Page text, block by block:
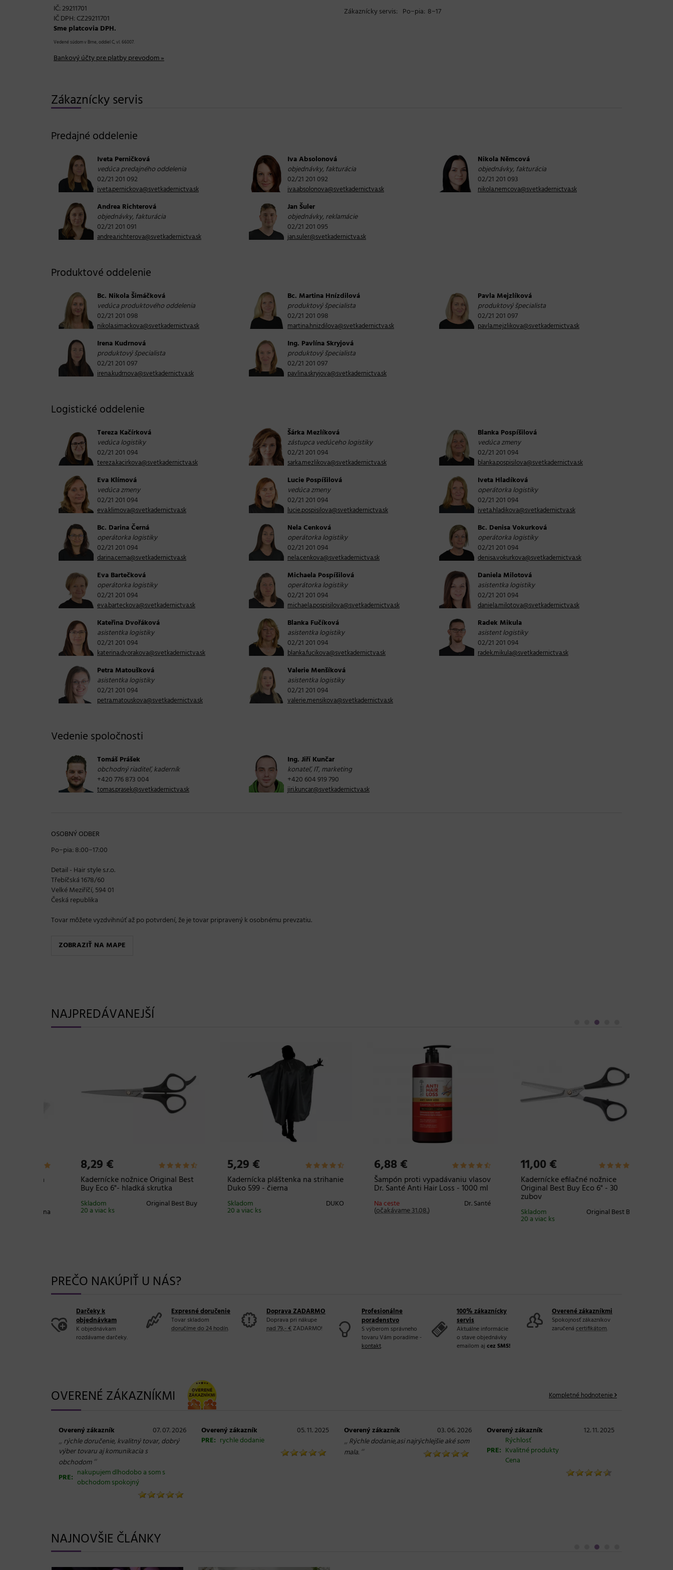
IČ: 29211701
IČ DPH: CZ29211701
Sme platcovia DPH.
Vedené súdom v Brne, oddiel C, vl. 66007.
Zákaznícky servis: Po−pia: 8−17
Bankový účty pre platby prevodom »
Zákaznícky servis
Predajné oddelenie
Iveta Perničková
vedúca predajného oddelenia
02/21 201 092
iveta.pernickova@svetkadernictva.sk
Iva Absolonová
objednávky, fakturácia
02/21 201 092
iva.absolonova@svetkadernictva.sk
Nikola Němcová
objednávky, fakturácia
02/21 201 093
nikola.nemcova@svetkadernictva.sk
Andrea Richterová
objednávky, fakturácia
02/21 201 091
andrea.richterova@svetkadernictva.sk
Jan Šuler
objednávky, reklamácie
02/21 201 095
jan.suler@svetkadernictva.sk
Produktové oddelenie
Bc. Nikola Šimáčková
vedúca produktového oddelenia
02/21 201 098
nikola.simackova@svetkadernictva.sk
Bc. Martina Hnízdilová
produktový špecialista
02/21 201 098
martina.hnizdilova@svetkadernictva.sk
Pavla Mejzlíková
produktový špecialista
02/21 201 097
pavla.mejzlikova@svetkadernictva.sk
Irena Kudrnová
produktový špecialista
02/21 201 097
irena.kudrnova@svetkadernictva.sk
Ing. Pavlína Skryjová
produktový špecialista
02/21 201 097
pavlina.skryjova@svetkadernictva.sk
Logistické oddelenie
Tereza Kačírková
vedúca logistiky
02/21 201 094
tereza.kacirkova@svetkadernictva.sk
Šárka Mezlíková
zástupca vedúceho logistiky
02/21 201 094
sarka.mezlikova@svetkadernictva.sk
Blanka Pospíšilová
vedúca zmeny
02/21 201 094
blanka.pospisilova@svetkadernictva.sk
Eva Klímová
vedúca zmeny
02/21 201 094
eva.klimova@svetkadernictva.sk
Lucie Pospíšilová
vedúca zmeny
02/21 201 094
lucie.pospisilova@svetkadernictva.sk
Iveta Hladíková
operátorka logistiky
02/21 201 094
iveta.hladikova@svetkadernictva.sk
Bc. Darina Černá
operátorka logistiky
02/21 201 094
darina.cerna@svetkadernictva.sk
Nela Cenková
operátorka logistiky
02/21 201 094
nela.cenkova@svetkadernictva.sk
Bc. Denisa Vokurková
operátorka logistiky
02/21 201 094
denisa.vokurkova@svetkadernictva.sk
Eva Bartečková
operátorka logistiky
02/21 201 094
eva.barteckova@svetkadernictva.sk
Michaela Pospíšilová
operátorka logistiky
02/21 201 094
michaela.pospisilova@svetkadernictva.sk
Daniela Milotová
asistentka logistiky
02/21 201 094
daniela.milotova@svetkadernictva.sk
Kateřina Dvořáková
asistentka logistiky
02/21 201 094
katerina.dvorakova@svetkadernictva.sk
Blanka Fučíková
asistentka logistiky
02/21 201 094
blanka.fucikova@svetkadernictva.sk
Radek Mikula
asistent logistiky
02/21 201 094
radek.mikula@svetkadernictva.sk
Petra Matoušková
asistentka logistiky
02/21 201 094
petra.matouskova@svetkadernictva.sk
Valerie Menšíková
asistentka logistiky
02/21 201 094
valerie.mensikova@svetkadernictva.sk
Vedenie spoločnosti
Tomáš Prášek
obchodný riaditeľ, kaderník
+420 776 873 004
tomas.prasek@svetkadernictva.sk
Ing. Jiří Kunčar
konateľ, IT, marketing
+420 604 919 790
jiri.kuncar@svetkadernictva.sk
OSOBNÝ ODBER
Po−pia: 8:00−17:00
Detail - Hair style s.r.o.
Třebíčská 1678/60
Velké Meziříčí, 594 01
Česká republika
Tovar môžete vyzdvihnúť až po potvrdení, že je tovar pripravený k osobnému prevzatiu.
ZOBRAZIŤ NA MAPE
NAJPREDÁVANEJŠÍ
8,29 €
Kadernícke nožnice Original Best
Buy Eco 6"- hladká skrutka
Original Best Buy
Skladom
20 a viac ks
5,29 €
Kadernícka pláštenka na strihanie
Duko 599 - čierna
Skladom
20 a viac ks
6,88 €
Šampón proti vypadávaniu vlasov
Dr. Santé Anti Hair Loss - 1000 ml
Dr. Santé
Na ceste
očakávame 31.08.)
11,00 €
Kadernícke efilačné nožnice
Original Best Buy Eco 6" - 30
Original Best Buy
Skladom
20 a viac ks
PREČO NAKÚPIŤ U NÁS?
Darčeky k
objednávkam
K objednávkam
rozdávame darčeky.
Expresné doručenie
Tovar skladom
doručíme do 24 hodín.
Doprava ZADARMO
Doprava pri nákupe
nad 79,- €ZADARMO!
Profesionálne
poradenstvo
S výberom správneho
tovaru Vám poradíme -
kontakt.
100% zákaznícky
servis
Aktuálne informácie
o stave objednávky
emailom aj cez SMS!
Overené zákazníkmi
Spokojnosť zákazníkov
zaručená certifikátom.
OVERENÉ ZÁKAZNÍKMI Kompletné hodnotenie
Overený zákazník 07. 07. 2026
„ rýchle doručenie, kvalitný tovar, dobrý
výber tovaru aj komunikacia s
obchodom“
PRE: nakupujem dlhodobo a som s
obchodom spokojný
Overený zákazník
05. 11. 2025
PRE: rychle dodanie
Overený zákazník 03. 06. 2026
„ Rýchle dodanie,asi najrýchlejšie aké som
mala. “
Overený zákazník
12. 11. 2025
PRE:
Rýchlosť
Kvalitné produkty
Cena
NAJNOVŠIE ČLÁNKY